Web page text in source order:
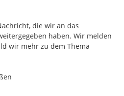
die wir an das
haben. Wir melden
wir mehr zu dem Thema